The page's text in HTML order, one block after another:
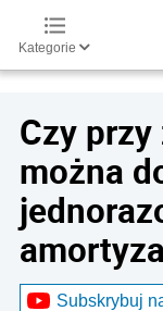
Kategorie
Czy
można
Subskrybuj